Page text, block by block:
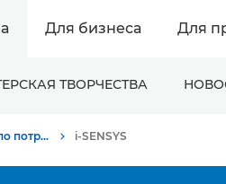
Для бизнеса Для
ТВОРЧЕСТВА
Онлайн-поддержка по потребительской продукции i-SENSYS